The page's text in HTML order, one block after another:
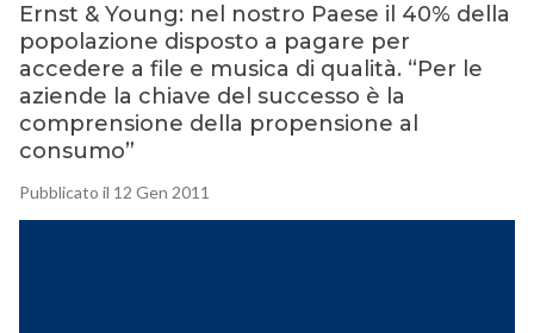
Ernst & Young: nel nostro Paese il 40% della
popolazione disposto a pagare per
accedere a file e musica di qualità. “Per le
aziende la chiave del successo è la
comprensione della propensione al
consumo”
Pubblicato il 12 Gen 2011